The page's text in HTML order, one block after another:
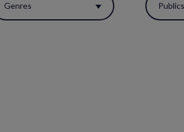
Genres Publics